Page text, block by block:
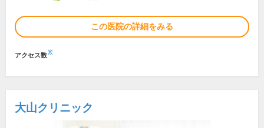
この医院の詳細をみる
アクセス数※
大山クリニック